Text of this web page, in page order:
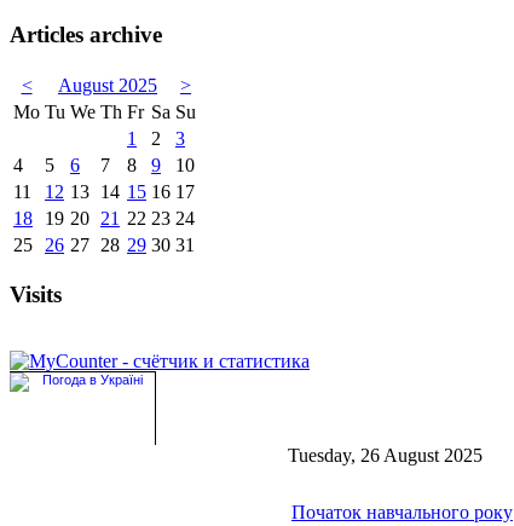
Articles archive
< August 2025
>
Mo Tu We Th Fr Sa Su
1
2
3
4
5 6 7 8 9
10
11
12 13 14 15 16 17
18
19 20 21 22 23 24
25
26 27 28 29 30 31
Visits
Tuesday, 26 August 2025
Початок навчального року